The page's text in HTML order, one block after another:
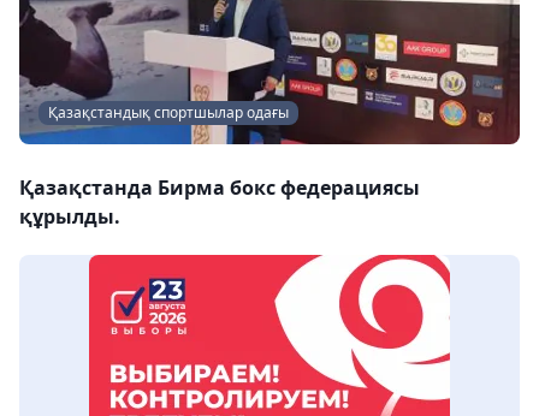
Қазақстандық спортшылар одағы
Қазақстанда Бирма бокс федерациясы
құрылды.